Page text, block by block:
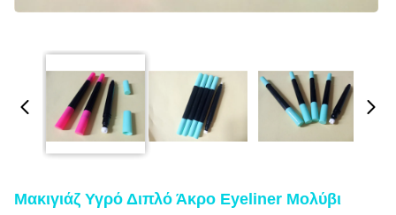
Μακιγιάζ Υγρό Διπλό Άκρο Eyeliner Μολύβι